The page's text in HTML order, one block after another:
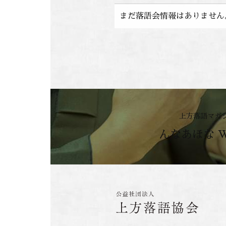
まだ落語会情報はありません
上方落語マガ
んなあほな